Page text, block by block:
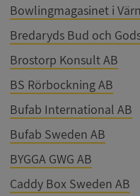
Bowlingmagasinet i
Bredaryds Bud och
Brostorp Konsult AB
BS Rörbockning AB
Bufab International AB
Bufab Sweden AB
BYGGA GWG AB
Caddy Box Sweden AB